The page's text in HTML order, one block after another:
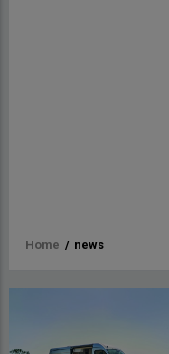
Briciole
Home / news